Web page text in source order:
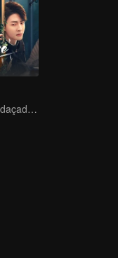
O amor despedaçado de Dai Gaozheng foi restaurado!